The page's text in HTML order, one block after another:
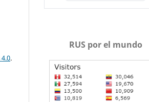
.
RUS por el mundo